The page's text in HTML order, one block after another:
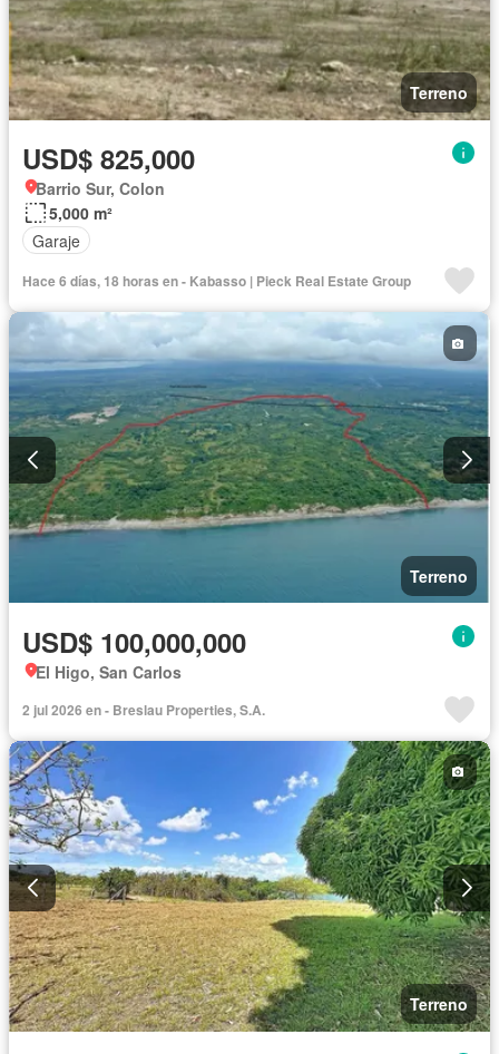
Terreno
USD$ 825,000
Barrio Sur, Colon
5,000 m²
Garaje
Hace 6 días, 18 horas en - Kabasso | Pieck Real Estate Group
Terreno
USD$ 100,000,000
El Higo, San Carlos
2 jul 2026 en - Breslau Properties, S.A.
Terreno